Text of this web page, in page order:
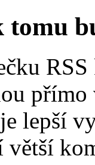
tomu
lepší
větší